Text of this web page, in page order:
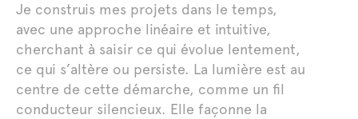
Je construis mes projets dans le temps,
avec une approche linéaire et intuitive,
cherchant à saisir ce qui évolue lentement,
ce qui s’altère ou persiste. La lumière est au
centre de cette démarche, comme un fil
conducteur silencieux. Elle façonne la